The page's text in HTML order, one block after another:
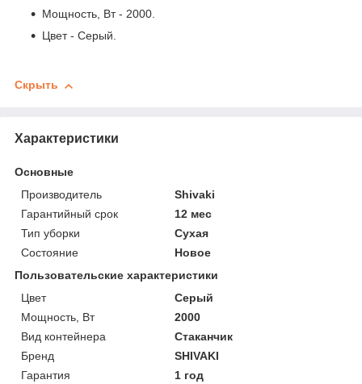
Мощность, Вт - 2000.
Цвет - Серый.
Скрыть
Характеристики
Основные
Производитель
Shivaki
Гарантийный срок
12 мес
Тип уборки
Сухая
Состояние
Новое
Пользовательские характеристики
Цвет
Серый
Мощность, Вт
2000
Вид контейнера
Стаканчик
Бренд
SHIVAKI
Гарантия
1 год